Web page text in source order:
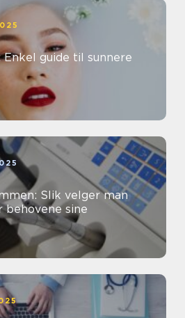
Enkel guide til sunnere
Slik velger man
sine